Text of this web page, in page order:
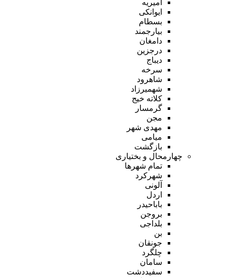
امیریه
ایوانکی
بسطام
بیارجمند
دامغان
درجزین
دیباج
سرخه
شاهرود
شهمیرزاد
کلاته خیج
گرمسار
مجن
مهدی شهر
میامی
بازگشت
چهارمحال و بختیاری
تمام شهر‌ها
شهرکرد
آلونی
اردل
باباحیدر
بروجن
بلداجی
بن
جونقان
چلگرد
سامان
سفیددشت